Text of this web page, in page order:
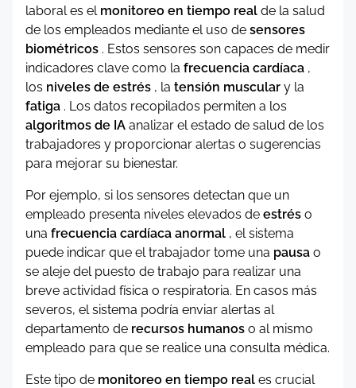
laboral es el monitoreo en tiempo real de la salud
de los empleados mediante el uso de sensores
biométricos . Estos sensores son capaces de medir
indicadores clave como la frecuencia cardíaca ,
los niveles de estrés , la tensión muscular y la
fatiga . Los datos recopilados permiten a los
algoritmos de IA analizar el estado de salud de los
trabajadores y proporcionar alertas o sugerencias
para mejorar su bienestar.
Por ejemplo, si los sensores detectan que un
empleado presenta niveles elevados de estrés o
una frecuencia cardíaca anormal , el sistema
puede indicar que el trabajador tome una pausa o
se aleje del puesto de trabajo para realizar una
breve actividad física o respiratoria. En casos más
severos, el sistema podría enviar alertas al
departamento de recursos humanos o al mismo
empleado para que se realice una consulta médica.
Este tipo de monitoreo en tiempo real es crucial